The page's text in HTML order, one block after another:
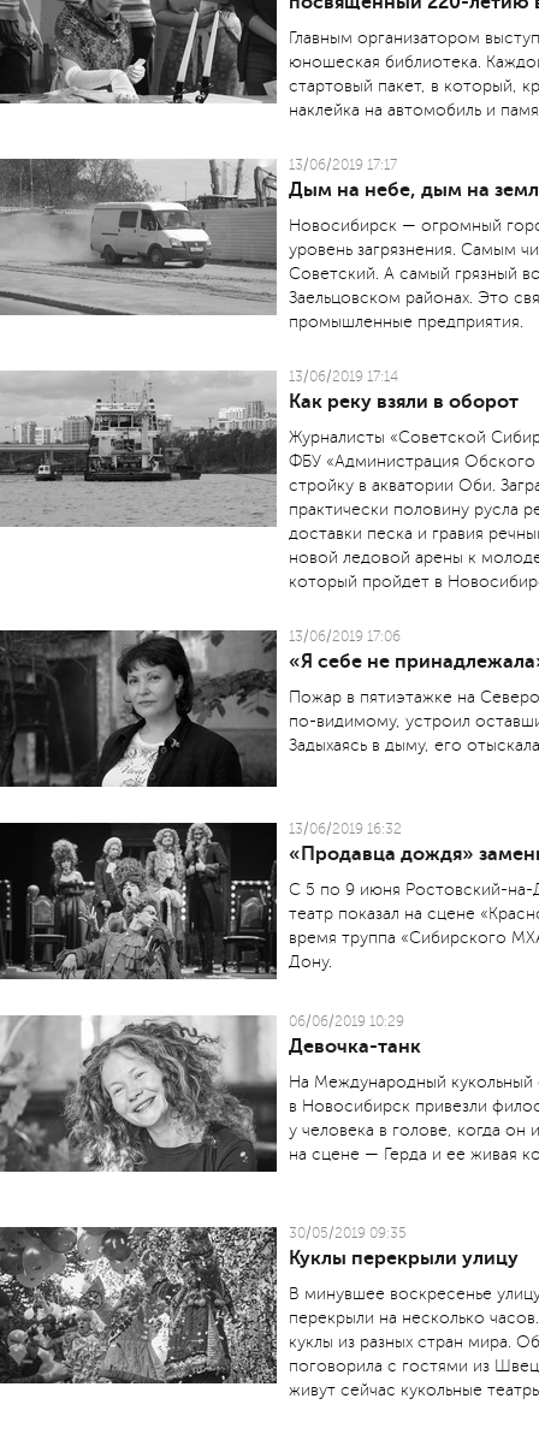
Главным организатором
юношеская библиотека.
стартовый пакет, в который,
наклейка на автомобиль и
13/06/2019 17:17
Дым на небе, дым на
Новосибирск — огромный
уровень загрязнения. Самым
Советский. А самый грязный
Заельцовском районах. Это
промышленные предприятия.
13/06/2019 17:14
Как реку взяли в оборот
Журналисты «Советской
ФБУ «Администрация Обского
стройку в акватории Оби.
практически половину русла
доставки песка и гравия
новой ледовой арены к
который пройдет в
13/06/2019 17:06
«Я себе не
Пожар в пятиэтажке на
по-видимому, устроил
Задыхаясь в дыму, его
13/06/2019 16:32
«Продавца дождя»
С 5 по 9 июня Ростовский-
театр показал на сцене
время труппа «Сибир­ского
Дону.
06/06/2019 10:29
Девочка-танк
На Международный кукольный
в Новосибирск привезли
у человека в голове, когда он
на сцене — Герда и ее живая
30/05/2019 09:35
Куклы перекрыли улицу
В минувшее воскресенье
перекрыли на несколько
куклы из разных стран мира.
поговорила с гостями из
живут сейчас кукольные